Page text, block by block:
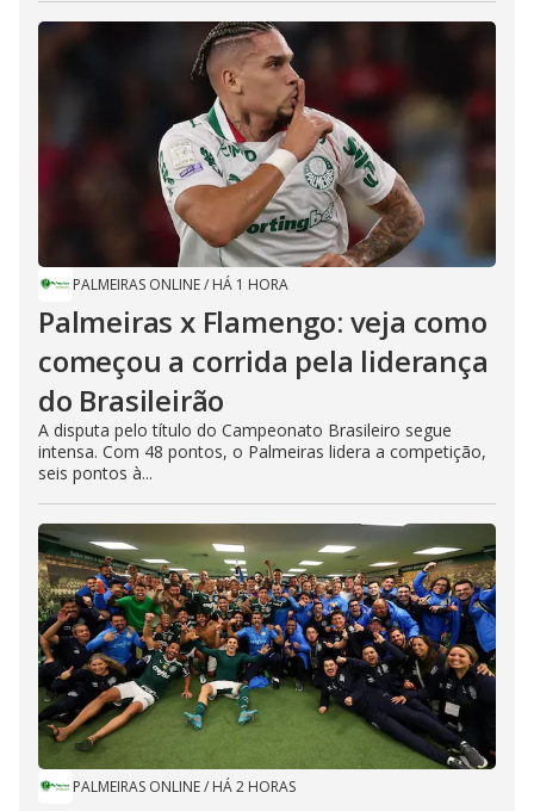
PALMEIRAS ONLINE/ HÁ 1 HORA
Palmeiras x Flamengo: veja como
começou a corrida pela liderança
do Brasileirão
A disputa pelo título do Campeonato Brasileiro segue
intensa. Com 48 pontos, o Palmeiras lidera a competição,
seis pontos à...
PALMEIRAS ONLINE/ HÁ 2 HORAS